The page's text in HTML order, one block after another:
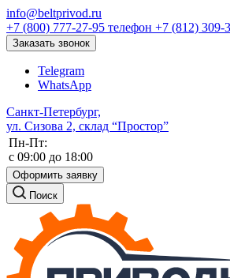
info@beltprivod.ru
+7 (800) 777-27-95 телефон +7 (812) 309-
Заказать звонок
Telegram
WhatsApp
Санкт-Петербург,
ул. Сизова 2, склад “Простор”
Пн-Пт:
c 09:00 до 18:00
Оформить заявку
Поиск